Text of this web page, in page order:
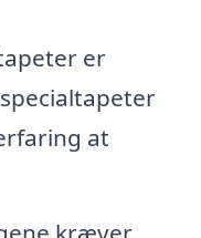
er
at